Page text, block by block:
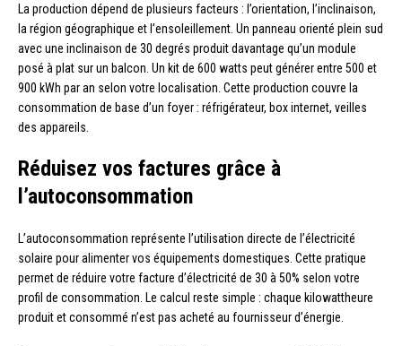
La production dépend de plusieurs facteurs : l’orientation, l’inclinaison,
la région géographique et l’ensoleillement. Un panneau orienté plein sud
avec une inclinaison de 30 degrés produit davantage qu’un module
posé à plat sur un balcon. Un kit de 600 watts peut générer entre 500 et
900 kWh par an selon votre localisation. Cette production couvre la
consommation de base d’un foyer : réfrigérateur, box internet, veilles
des appareils.
Réduisez vos factures grâce à
l’autoconsommation
L’autoconsommation représente l’utilisation directe de l’électricité
solaire pour alimenter vos équipements domestiques. Cette pratique
permet de réduire votre facture d’électricité de 30 à 50% selon votre
profil de consommation. Le calcul reste simple : chaque kilowattheure
produit et consommé n’est pas acheté au fournisseur d’énergie.